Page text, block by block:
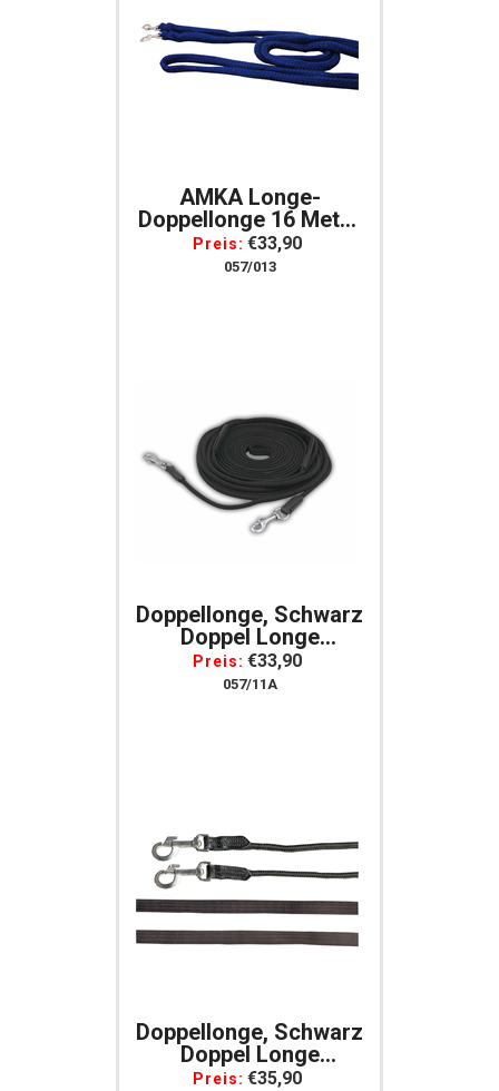
AMKA Longe-
Doppellonge 16 Meter
- Longierleine Mit 2
Karabiner Aus
Preis: €33,90
057/013
Doppellonge, Schwarz
Doppel Longe
Longierleine 16 Meter
Preis: €33,90
057/11A
Doppellonge, Schwarz
Doppel Longe
Longierleine 18 Meter
Preis: €35,90